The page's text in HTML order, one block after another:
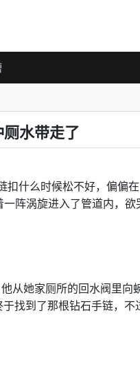
水带走了
什么时候松不好，偏偏
阵涡旋进入了管道内，欲
从她家厕所的回水阀里向
找到了那根钻石手链，不